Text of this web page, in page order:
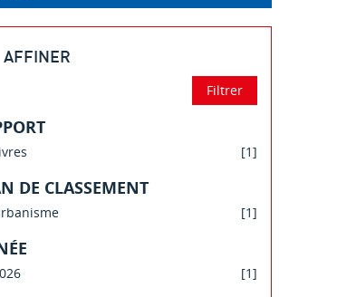
AFFINER
[1]
DE CLASSEMENT
[1]
[1]